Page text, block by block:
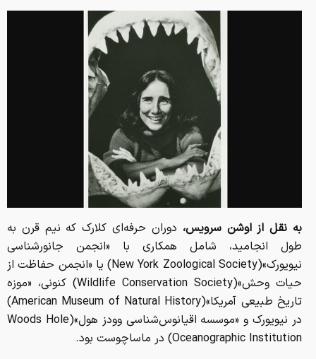
به نقل از اوشن سرویس، دوران حرفه‌ای کلارک که نیم قرن به
طول انجامید، شامل همکاری با «انجمن جانورشناسی
نیویورک»(New York Zoological Society) یا «انجمن حفاظت از
حیات وحش»(Wildlife Conservation Society) کنونی، «موزه
تاریخ طبیعی آمریکا»(American Museum of Natural History)
در نیویورک و «موسسه اقیانوس‌شناسی وودز هول»(Woods Hole
Oceanographic Institution) در ماساچوست بود.